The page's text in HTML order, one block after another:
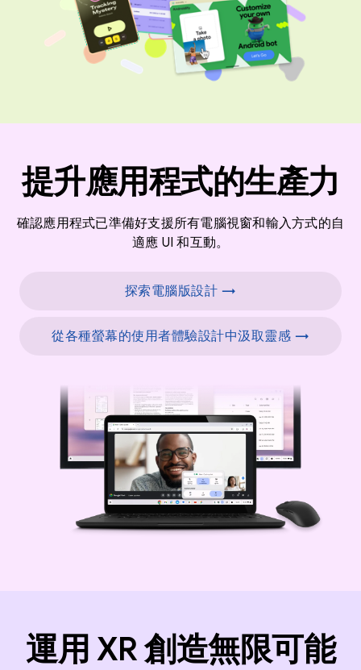
提升應用程式的生產力
確認應用程式已準備好支援所有電腦視窗和輸入方式的自
適應 UI 和互動。
探索電腦版設計 →
從各種螢幕的使用者體驗設計中汲取靈感 →
運用 XR 創造無限可能